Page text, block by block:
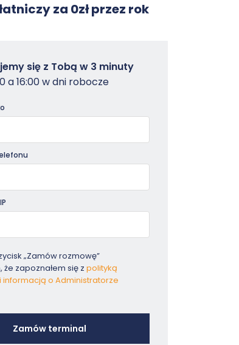
za 0zł przez rok
się z Tobą w 3 minuty
a 16:00 w dni robocze
„Zamów rozmowę”
zapoznałem się z polityką
informacją o Administratorze
Zamów terminal